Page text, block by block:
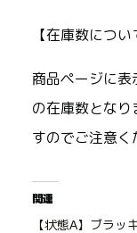
【在庫数につい
商品ページに表
の在庫数となり
すのでご注意く
関連
【状態A】ブラッ